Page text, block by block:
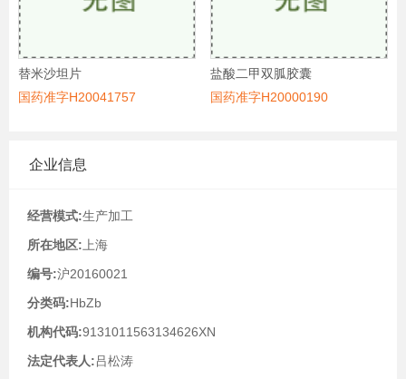
替米沙坦片
国药准字H20041757
盐酸二甲双胍胶囊
国药准字H20000190
企业信息
经营模式:生产加工
所在地区: 上海
编号:沪20160021
分类码:HbZb
机构代码:9131011563134626XN
法定代表人:吕松涛